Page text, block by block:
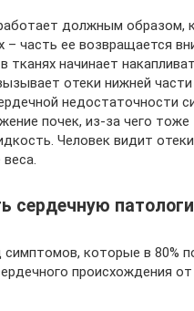
должным образом,
– часть ее возвращается
тканях начинает
отеки нижней части
недостаточности
почек, из-за чего тоже
Человек видит
сердечную
которые в 80%
происхождения